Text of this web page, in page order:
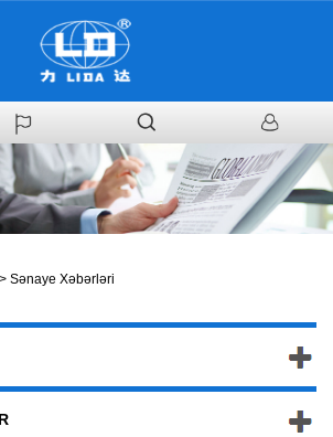
> Sənaye Xəbərləri